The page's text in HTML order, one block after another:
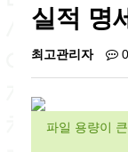
실적 명
최고관리자
파일 용량이